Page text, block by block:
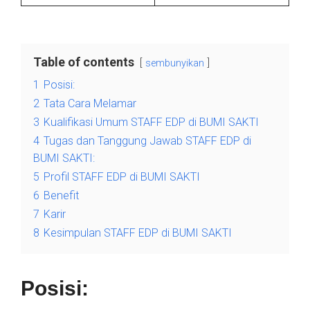
Table of contents sembunyikan
1
Posisi:
2 Tata Cara Melamar
3 Kualifikasi Umum STAFF EDP di BUMI SAKTI
4 Tugas dan Tanggung Jawab STAFF EDP di
BUMI SAKTI:
5 Profil STAFF EDP di BUMI SAKTI
6 Benefit
7 Karir
8 Kesimpulan STAFF EDP di BUMI SAKTI
Posisi: